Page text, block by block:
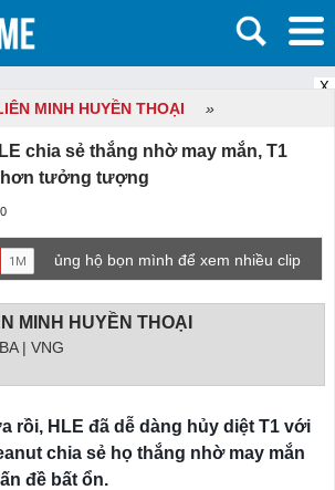
X
MINH HUYỀN THOẠI »
chia sẻ thắng nhờ may mắn, T1
hơn tưởng tượng
ủng hộ bọn mình để xem nhiều clip
MINH HUYỀN THOẠI
| VNG
rồi, HLE đã dễ dàng hủy diệt T1 với
chia sẻ họ thắng nhờ may mắn
đề bất ổn.